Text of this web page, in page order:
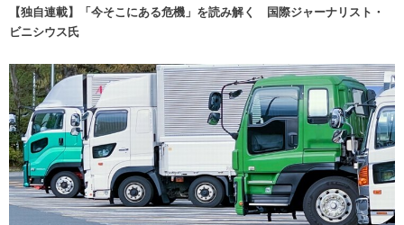
【独自連載】「今そこにある危機」を読み解く 国際ジャーナリスト・
ビニシウス氏